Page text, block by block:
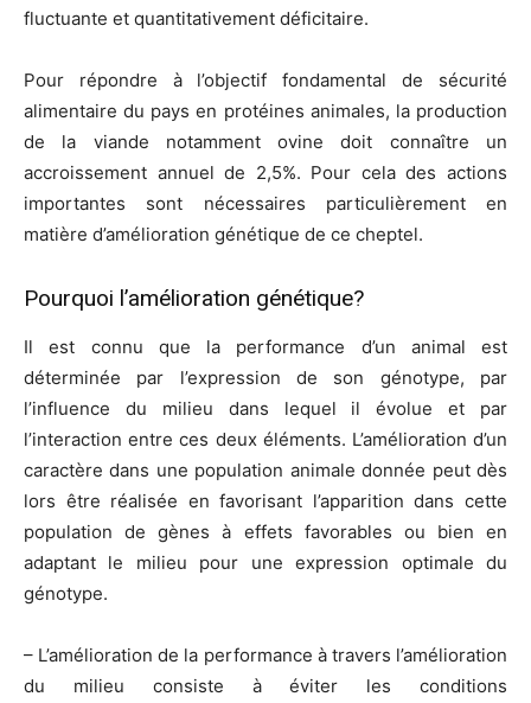
fluctuante et quantitativement déficitaire.
Pour répondre à l’objectif fondamental de sécurité
alimentaire du pays en protéines animales, la production
de la viande notamment ovine doit connaître un
accroissement annuel de 2,5%. Pour cela des actions
importantes sont nécessaires particulièrement en
matière d’amélioration génétique de ce cheptel.
Pourquoi l’amélioration génétique?
Il est connu que la performance d’un animal est
déterminée par l’expression de son génotype, par
l’influence du milieu dans lequel il évolue et par
l’interaction entre ces deux éléments. L’amélioration d’un
caractère dans une population animale donnée peut dès
lors être réalisée en favorisant l’apparition dans cette
population de gènes à effets favorables ou bien en
adaptant le milieu pour une expression optimale du
génotype.
– L’amélioration de la performance à travers l’amélioration
du milieu consiste à éviter les conditions